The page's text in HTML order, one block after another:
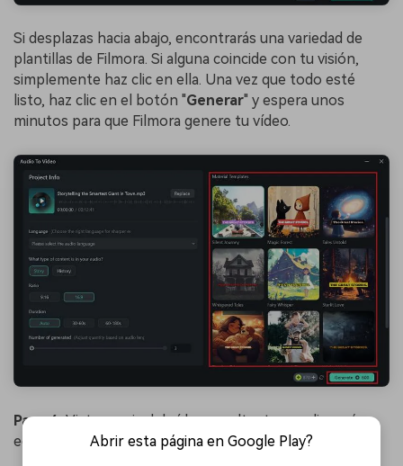
Si desplazas hacia abajo, encontrarás una variedad de
plantillas de Filmora. Si alguna coincide con tu visión,
simplemente haz clic en ella. Una vez que todo esté
listo, haz clic en el botón "Generar" y espera unos
minutos para que Filmora genere tu vídeo.
Paso 4.Vista previa del vídeo resultante y realiza más
ediciones si es necesario
Abrir esta página en Google Play?